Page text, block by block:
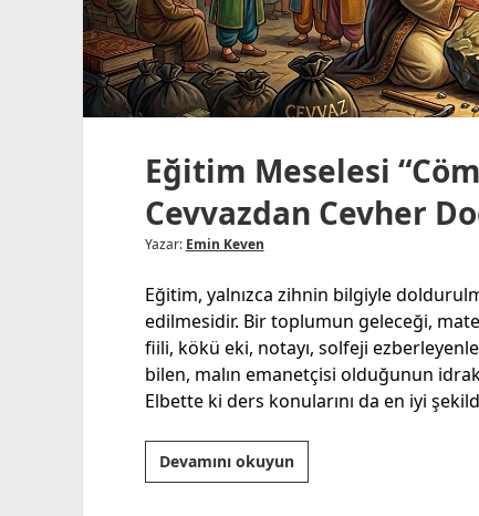
Eğitim Meselesi
Cevvazdan Cevher
Yazar: Emin Keven
Eğitim, yalnızca zihnin bilgiyle
edilmesidir. Bir toplumun geleceği,
fiili, kökü eki, notayı, solfeji
bilen, malın emanetçisi olduğunun
Elbette ki ders konularını da en iyi
Devamını okuyunEğitim
Meselesi